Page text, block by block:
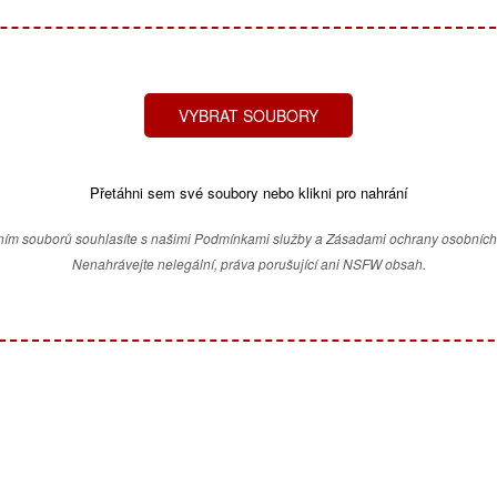
VYBRAT SOUBORY
Přetáhni sem své soubory nebo klikni pro nahrání
souborů souhlasíte s našimi Podmínkami služby a Zásadami ochrany
Nenahrávejte nelegální, práva porušující ani NSFW obsah.